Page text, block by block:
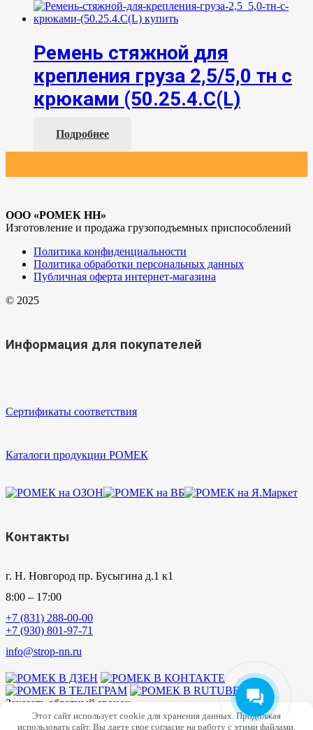
Ремень стяжной для
крепления груза 2,5/5,0 тн с
крюками (50.25.4.С(L)
Подробнее
ООО «РОМЕК НН»
Изготовление и продажа грузоподъемных приспособлений
Политика конфиденциальности
Политика обработки персональных данных
Публичная оферта интернет-магазина
© 2025
Информация для покупателей
Сертификаты соответствия
Каталоги продукции РОМЕК
Контакты
г. Н. Новгород пр. Бусыгина д.1 к1
8:00 – 17:00
+7 (831) 288-00-00
+7 (930) 801-97-71
info@strop-nn.ru
Заказать обратный звонок
Этот сайт использует cookie для хранения данных. Продолжая
использовать сайт, Вы даете свое согласие на работу с этими файлами.